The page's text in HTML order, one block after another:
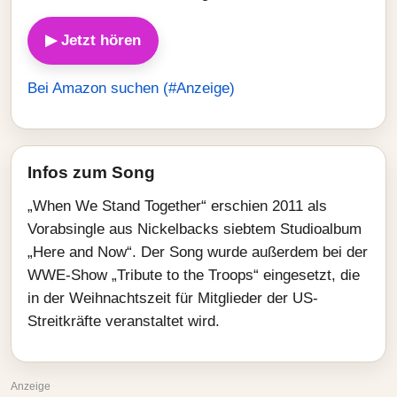
▶ Jetzt hören
Bei Amazon suchen (#Anzeige)
Infos zum Song
„When We Stand Together“ erschien 2011 als
Vorabsingle aus Nickelbacks siebtem Studioalbum
„Here and Now“. Der Song wurde außerdem bei der
WWE-Show „Tribute to the Troops“ eingesetzt, die
in der Weihnachtszeit für Mitglieder der US-
Streitkräfte veranstaltet wird.
Anzeige